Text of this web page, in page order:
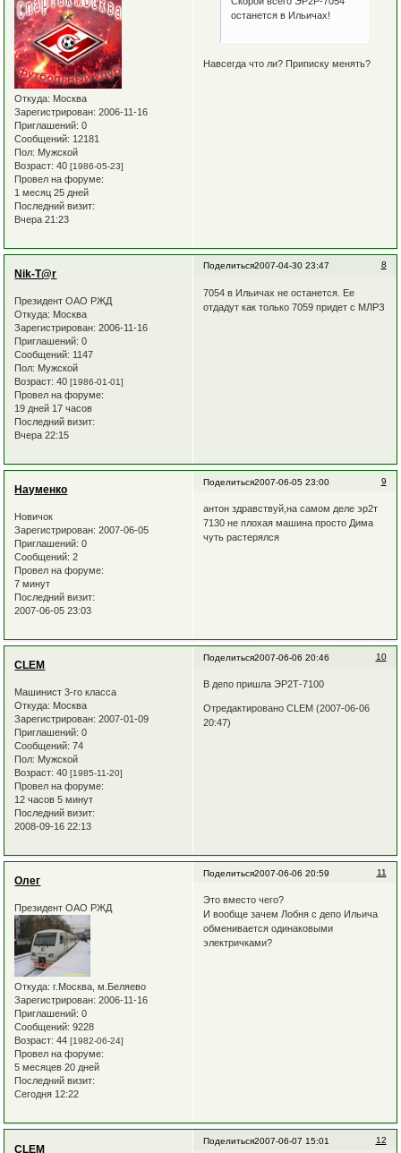
Откуда: Москва
Зарегистрирован: 2006-11-16
Приглашений: 0
Сообщений: 12181
Пол: Мужской
Возраст: 40[1986-05-23]
Провел на форуме:
1 месяц 25 дней
Последний визит:
Вчера 21:23
останется в Ильичах!
Навсегда что ли? Приписку менять?
Поделиться 8
2007-04-30 23:47
Nik-T@r
Президент ОАО РЖД
Откуда: Москва
Зарегистрирован: 2006-11-16
Приглашений: 0
Сообщений: 1147
Пол: Мужской
Возраст: 40[1986-01-01]
Провел на форуме:
19 дней 17 часов
Последний визит:
Вчера 22:15
7054 в Ильичах не останется. Ее
отдадут как только 7059 придет с МЛРЗ
Поделиться 9
2007-06-05 23:00
Науменко
Новичок
Зарегистрирован: 2007-06-05
Приглашений: 0
Сообщений: 2
Провел на форуме:
7 минут
Последний визит:
2007-06-05 23:03
антон здравствуй,на самом деле эр2т
7130 не плохая машина просто Дима
чуть растерялся
Поделиться 10
2007-06-06 20:46
CLEM
Машинист 3-го класса
Откуда: Москва
Зарегистрирован: 2007-01-09
Приглашений: 0
Сообщений: 74
Пол: Мужской
Возраст: 40[1985-11-20]
Провел на форуме:
12 часов 5 минут
Последний визит:
2008-09-16 22:13
В депо пришла ЭР2Т-7100
Отредактировано CLEM (2007-06-06
20:47)
Поделиться 11
2007-06-06 20:59
Олег
Президент ОАО РЖД
Откуда: г.Москва, м.Беляево
Зарегистрирован: 2006-11-16
Приглашений: 0
Сообщений: 9228
Возраст: 44[1982-06-24]
Провел на форуме:
5 месяцев 20 дней
Последний визит:
Сегодня 12:22
Это вместо чего?
И вообще зачем Лобня с депо Ильича
обменивается одинаковыми
электричками?
Поделиться 12
2007-06-07 15:01
CLEM